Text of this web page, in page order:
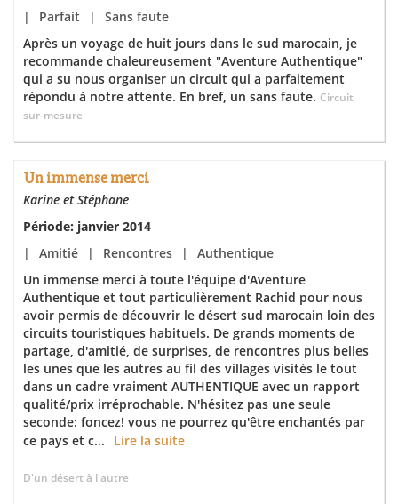
|
Parfait |
Sans faute
Après un voyage de huit jours dans le sud marocain, je
recommande chaleureusement "Aventure Authentique"
qui a su nous organiser un circuit qui a parfaitement
répondu à notre attente. En bref, un sans faute. Circuit
sur-mesure
Un immense merci
Karine et Stéphane
Période: janvier 2014
|
Amitié | Rencontres |
Authentique
Un immense merci à toute l'équipe d'Aventure
Authentique et tout particulièrement Rachid pour nous
avoir permis de découvrir le désert sud marocain loin des
circuits touristiques habituels. De grands moments de
partage, d'amitié, de surprises, de rencontres plus belles
les unes que les autres au fil des villages visités le tout
dans un cadre vraiment AUTHENTIQUE avec un rapport
qualité/prix irréprochable. N'hésitez pas une seule
seconde: foncez! vous ne pourrez qu'être enchantés par
ce pays et c...
Lire la suite
D'un désert à l'autre